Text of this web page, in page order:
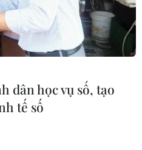
dân học vụ số, tạo
tế số